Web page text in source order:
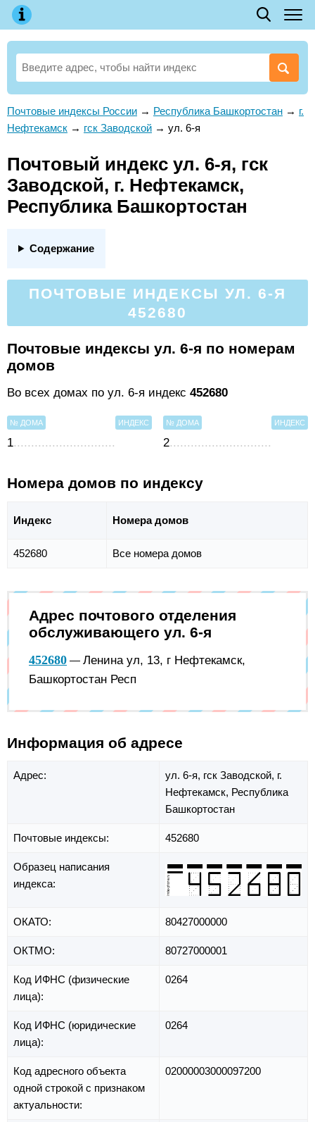
Почтовые индексы России → Республика Башкортостан → г.
Нефтекамск → гск Заводской → ул. 6-я
Почтовый индекс ул. 6-я, гск
Заводской, г. Нефтекамск,
Республика Башкортостан
Содержание
ПОЧТОВЫЕ ИНДЕКСЫ УЛ. 6-Я
452680
Почтовые индексы ул. 6-я по номерам
домов
Во всех домах по ул. 6-я индекс 452680
№ ДОМА ИНДЕКС
1
№ ДОМА ИНДЕКС
2
Номера домов по индексу
Индекс Номера домов
452680 Все номера домов
Адрес почтового отделения
обслуживающего ул. 6-я
452680 — Ленина ул, 13, г Нефтекамск,
Башкортостан Респ
Информация об адресе
Адрес: ул. 6-я, гск Заводской, г.
Нефтекамск, Республика
Башкортостан
Почтовые индексы: 452680
Образец написания
индекса:
ОКАТО: 80427000000
ОКТМО: 80727000001
Код ИФНС (физические
лица):
0264
Код ИФНС (юридические
лица):
0264
Код адресного объекта
одной строкой с признаком
актуальности:
02000003000097200